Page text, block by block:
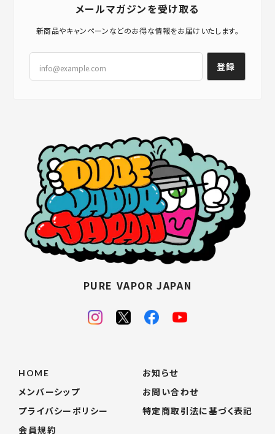
メールマガジンを受け取る
新商品やキャンペーンなどのお得な情報をお届けいたします。
登録
PURE VAPOR JAPAN
HOME
お知らせ
メンバーシップ
お問い合わせ
プライバシーポリシー
特定商取引法に基づく表記
会員規約